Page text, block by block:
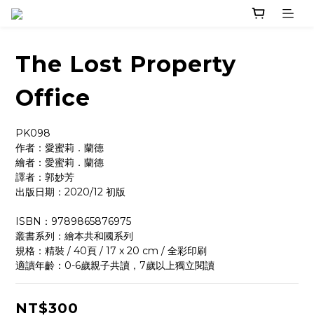
The Lost Property
Office
PK098
作者：愛蜜莉．蘭德
繪者：愛蜜莉．蘭德
譯者：郭妙芳
出版日期：2020/12 初版
ISBN：9789865876975
叢書系列：繪本共和國系列
規格：精裝 / 40頁 / 17 x 20 cm / 全彩印刷
適讀年齡：0-6歲親子共讀，7歲以上獨立閱讀
NT$300